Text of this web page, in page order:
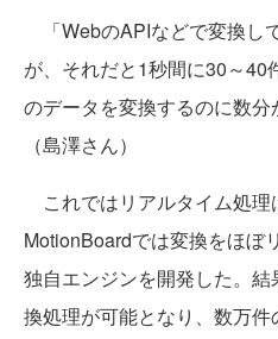
「WebのAPIなどで変換し
が、それだと1秒間に30～40
のデータを変換するのに数分
（島澤さん）
これではリアルタイム処理
MotionBoardでは変換をほぼ
独自エンジンを開発した。
換処理が可能となり、数万